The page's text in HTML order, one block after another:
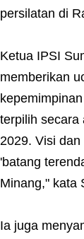
persilatan di
Ketua IPSI
memberikan
terpilih secara
2029. Visi
'batang
Minang," kata
Ia juga